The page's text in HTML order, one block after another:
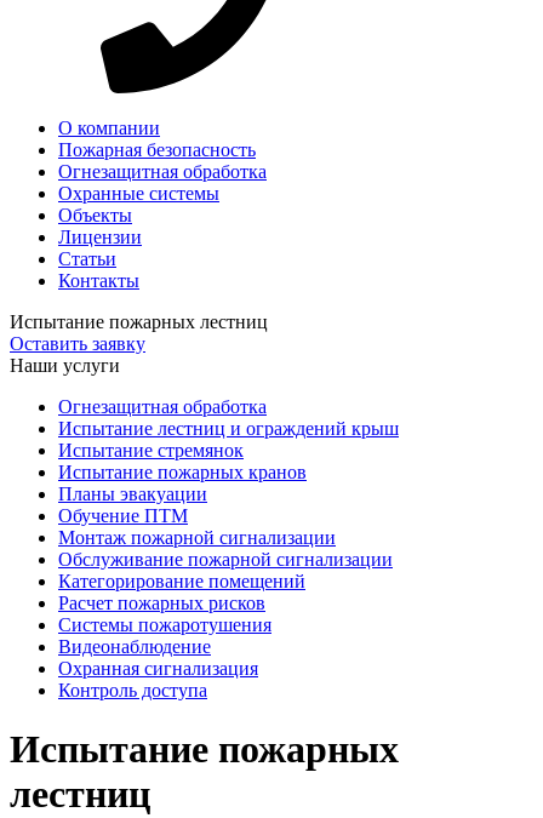
О компании
Пожарная безопасность
Огнезащитная обработка
Охранные системы
Объекты
Лицензии
Статьи
Контакты
Испытание пожарных лестниц
Оставить заявку
Наши услуги
Огнезащитная обработка
Испытание лестниц и ограждений крыш
Испытание стремянок
Испытание пожарных кранов
Планы эвакуации
Обучение ПТМ
Монтаж пожарной сигнализации
Обслуживание пожарной сигнализации
Категорирование помещений
Расчет пожарных рисков
Системы пожаротушения
Видеонаблюдение
Охранная сигнализация
Контроль доступа
Испытание пожарных
лестниц